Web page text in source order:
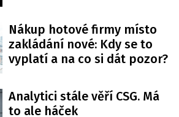
Nákup hotové firmy místo
zakládání nové: Kdy se to
vyplatí a na co si dát pozor?
Analytici stále věří CSG. Má
to ale háček